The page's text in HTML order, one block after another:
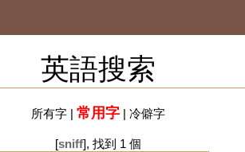
英語搜索
所有字| 常用字| 冷僻字
[sniff], 找到 1 個